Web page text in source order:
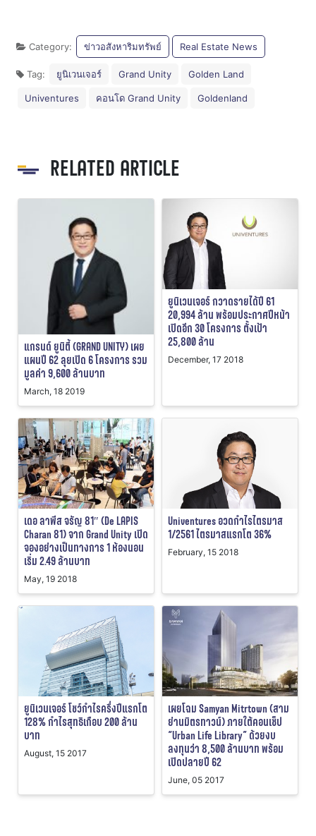
Category: ข่าวอสังหาริมทรัพย์ Real Estate News
Tag: ยูนิเวนเจอร์ Grand Unity Golden Land
Univentures คอนโด Grand Unity Goldenland
RELATED ARTICLE
แกรนด์ ยูนิตี้ (GRAND UNITY) เผย
แผนปี 62 ลุยเปิด 6 โครงการ รวม
มูลค่า 9,600 ล้านบาท
March, 18 2019
ยูนิเวนเจอร์ กวาดรายได้ปี 61
20,994 ล้าน พร้อมประกาศปีหน้า
เปิดอีก 30 โครงการ ตั้งเป้า
25,800 ล้าน
December, 17 2018
เดอ ลาพีส จรัญ 81″ (De LAPIS
Charan 81) จาก Grand Unity เปิด
จองอย่างเป็นทางการ 1 ห้องนอน
เริ่ม 2.49 ล้านบาท
May, 19 2018
Univentures อวดกำไรไตรมาส
1/2561 ไตรมาสแรกโต 36%
February, 15 2018
ยูนิเวนเจอร์ โชว์กำไรครึ่งปีแรกโต
128% กำไรสุทธิเกือบ 200 ล้าน
บาท
August, 15 2017
เผยโฉม Samyan Mitrtown (สาม
ย่านมิตรทาวน์) ภายใต้คอนเซ็ป
“Urban Life Library” ด้วยงบ
ลงทุนว่า 8,500 ล้านบาท พร้อม
เปิดปลายปี 62
June, 05 2017